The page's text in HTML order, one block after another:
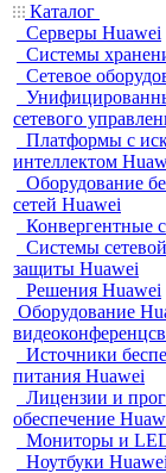
Каталог
Серверы Huawei
Системы
Сетевое
сетевого
Платформы с
интеллектом
Оборудование
сетей Huawei
Конвергентные
Системы
защиты Huawei
Решения Huawei
Оборудование
Источники
питания Huawei
Лицензии и
обеспечение
Мониторы и
Ноутбуки Huawei